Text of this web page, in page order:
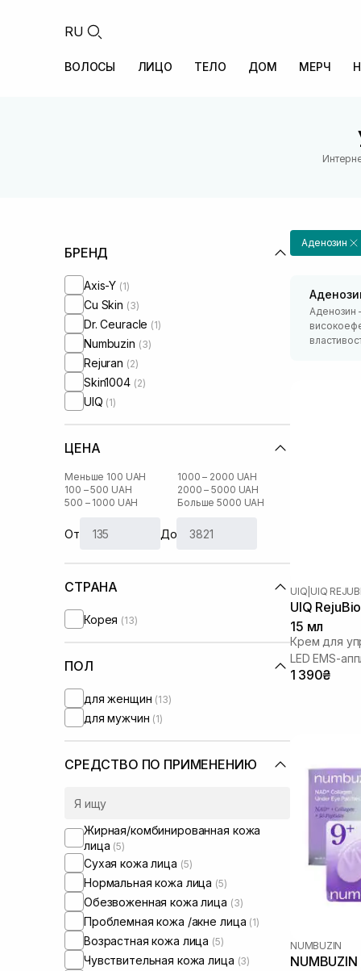
RU
ВОЛОСЫ ЛИЦО ТЕЛО ДОМ МЕРЧ
БРЕНД
Axis-Y (1)
Cu Skin (3)
Dr. Ceuracle (1)
Numbuzin (3)
Rejuran (2)
Skin1004 (2)
UIQ (1)
ЦЕНА
Меньше 100 UAH
100 – 500 UAH
500 – 1000 UAH
1000 – 2000 UAH
2000 – 5000 UAH
Больше 5000 UAH
От До
СТРАНА
Корея (13)
ПОЛ
для женщин (13)
для мужчин (1)
СРЕДСТВО ПО ПРИМЕНЕНИЮ
Жирная/комбинированная кожа
лица (5)
Сухая кожа лица (5)
Нормальная кожа лица (5)
Обезвоженная кожа лица (3)
Проблемная кожа /акне лица (1)
Возрастная кожа лица (5)
Чувствительная кожа лица (3)
Аденозин
Аденозин
UIQ UIQ
UIQ
15 мл
Крем для
LED EMS-
1 390₴
NUMBUZIN